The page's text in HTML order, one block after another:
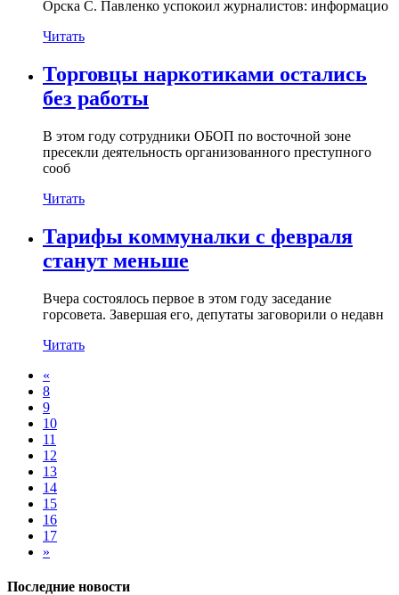
Орска С. Павленко успокоил журналистов: информацио
Читать
Торговцы наркотиками остались
без работы
В этом году сотрудники ОБОП по восточной зоне
пресекли деятельность организованного преступного
сооб
Читать
Тарифы коммуналки с февраля
станут меньше
Вчера состоялось первое в этом году заседание
горсовета. Завершая его, депутаты заговорили о недавн
Читать
«
8
9
10
11
12
13
14
15
16
17
»
Последние новости